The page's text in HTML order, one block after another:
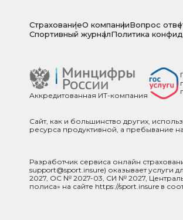
СтрахованиеО компанииВопрос
Спортивный журналПолитика
Аккредитованная ИТ-компания
Сайт, как и большинство других,
ресурса продуктивной, а пребывание
Разработчик сервиса онлайн
support@sport.insure) оказывает услуги
2027, ОС № 2027-03, СИ № 2027,
полиса» на сайте https://sport.insure в